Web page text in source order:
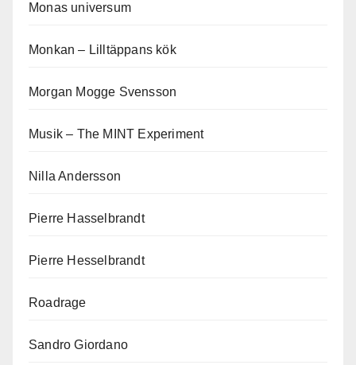
Monas universum
Monkan – Lilltäppans kök
Morgan Mogge Svensson
Musik – The MINT Experiment
Nilla Andersson
Pierre Hasselbrandt
Pierre Hesselbrandt
Roadrage
Sandro Giordano